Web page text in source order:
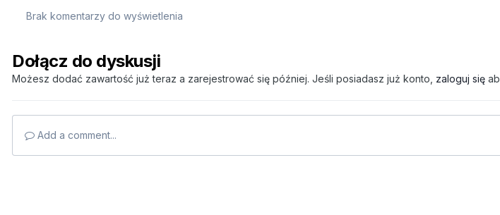
Brak komentarzy do wyświetlenia
Dołącz do dyskusji
Możesz dodać zawartość już teraz a zarejestrować się później. Jeśli posiadasz już konto, zaloguj się
Add a comment...